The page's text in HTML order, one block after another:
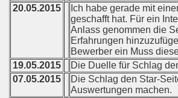
20.05.2015
Ich habe gerade mit
geschafft hat. Für ein
Anlass genommen die
Erfahrungen
Bewerber ein Muss
19.05.2015
Die Duelle für Schlag
07.05.2015
Die Schlag den Star-
Auswertungen machen.